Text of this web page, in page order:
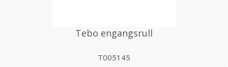
Tebo engangsrull
T005145